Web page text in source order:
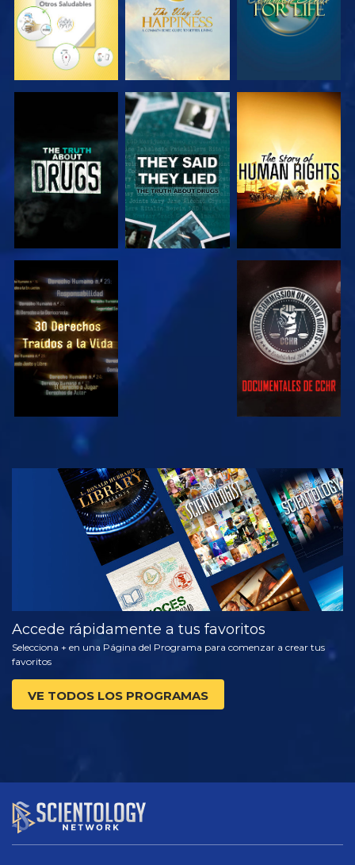
VE VE
VE VE
VE
EXPLORA LAS
SERIES
Accede rápidamente a tus favoritos
Selecciona + en una Página del Programa para comenzar a crear tus
favoritos
VE TODOS LOS PROGRAMAS